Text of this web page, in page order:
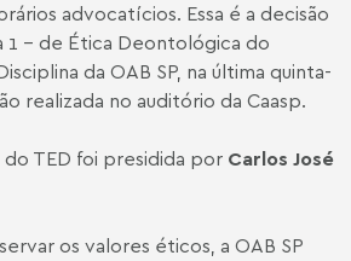
advocatícios. Essa é a decisão
1 - de Ética Deontológica do
da OAB SP, na última quinta-
realizada no auditório da Caasp.
do TED foi presidida por Carlos José
os valores éticos, a OAB SP